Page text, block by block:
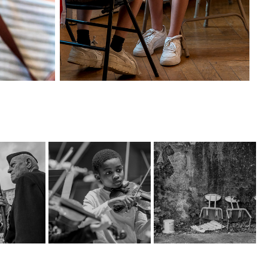
de
de la
photo
pour la
de
la
le 19
Lyon,
2024
Répétition des
l'auditorium de Lyon
des enfants engagés
dans le projet
DEMOS avec un chef
d'orchestre. Le
dispositif vise rendre
accessible la
pratique musicale
en orchestre à des
enfants issus de
milieux défavorisés
et
Reportage photo
"urbex" dans un
hôpital désaffecté
Reportage photo de
type Urbex dans le
parc de l'Hôpital
Lyon Sud, avant
réhabilitation -
Saint-Genis-Laval,
Grand Lyon, France